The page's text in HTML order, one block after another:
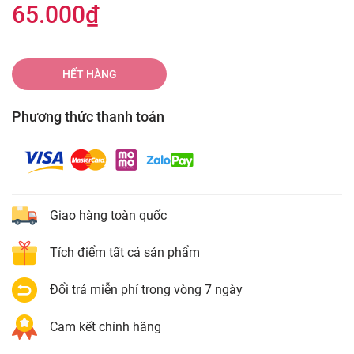
65.000₫
HẾT HÀNG
Phương thức thanh toán
Giao hàng toàn quốc
Tích điểm tất cả sản phẩm
Đổi trả miễn phí trong vòng 7 ngày
Cam kết chính hãng